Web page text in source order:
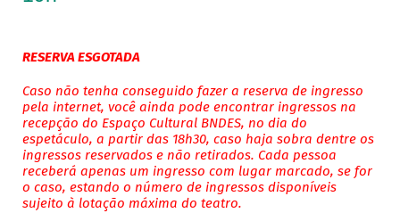
RESERVA ESGOTADA
Caso não tenha conseguido fazer a reserva de ingresso
pela internet, você ainda pode encontrar ingressos na
recepção do Espaço Cultural BNDES, no dia do
espetáculo, a partir das 18h30, caso haja sobra dentre os
ingressos reservados e não retirados. Cada pessoa
receberá apenas um ingresso com lugar marcado, se for
o caso, estando o número de ingressos disponíveis
sujeito à lotação máxima do teatro.